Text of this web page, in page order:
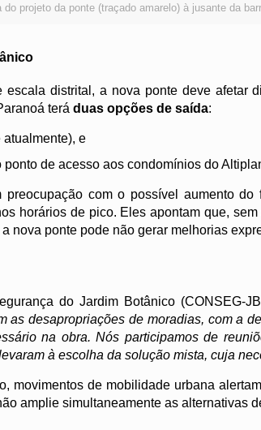
do projeto da ponte (traçado amarelo) à jusante da
escala distrital, a nova ponte deve afetar
teráduas opções de saída:
atualmente), e
de acesso aos condomínios do
preocupação com o possível aumento
horários de pico. Eles apontam que,
nova ponte pode não gerar melhorias
do Jardim Botânico (CONSEG-
as desapropriações de moradias, com a
na obra. Nós participamos de
à escolha da solução mista, cuja
movimentos de mobilidade urbana
amplie simultaneamente as alternativas